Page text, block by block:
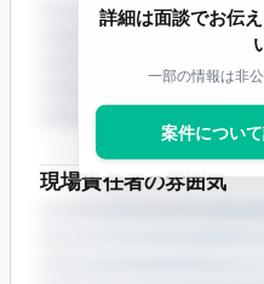
現場責任者の雰囲気
詳細は面談でお伝
一部の情報は非
案件につい